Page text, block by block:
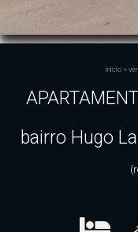
início>
bairro Hugo